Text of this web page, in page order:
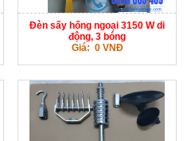
Đèn sấy hống ngoại 3150 W di
động, 3 bóng
Giá: 0 VNĐ